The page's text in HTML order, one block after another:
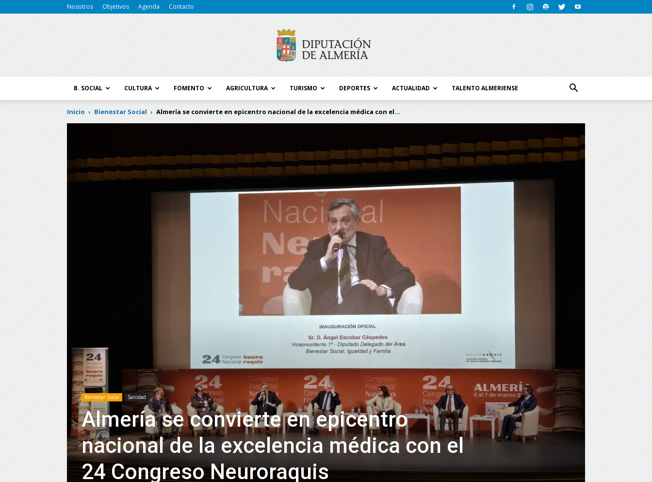
Nosotros Objetivos Agenda Contacto
Diputación
de
Almería
B. SOCIAL CULTURA FOMENTO AGRICULTURA TURISMO DEPORTES ACTUALIDAD TALENTO ALMERIENSE
Inicio Bienestar Social Almería se convierte en epicentro nacional de la excelencia médica con el...
Bienestar Social Sanidad
Almería se convierte en epicentro
nacional de la excelencia médica con el
24 Congreso Neuroraquis